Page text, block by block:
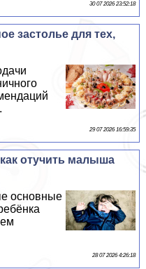
30 07 2026 23:52:18
застолье для тех,
29 07 2026 16:59:35
отучить малыша
основные
28 07 2026 4:26:18